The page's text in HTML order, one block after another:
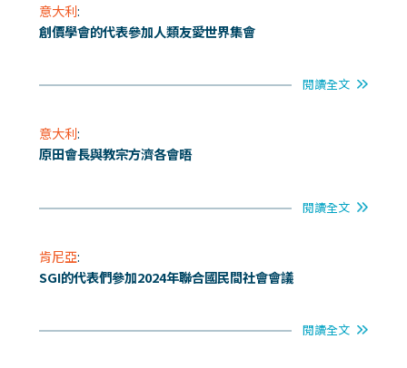
意大利:
創價學會的代表參加人類友愛世界集會
閱讀全文
意大利:
原田會長與教宗方濟各會晤
閱讀全文
肯尼亞:
SGI的代表們參加2024年聯合國民間社會會議
閱讀全文